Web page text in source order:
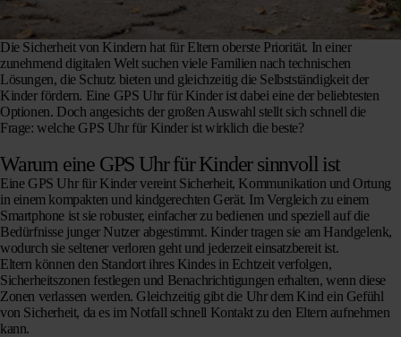
Die Sicherheit von Kindern hat für Eltern oberste Priorität. In einer
zunehmend digitalen Welt suchen viele Familien nach technischen
Lösungen, die Schutz bieten und gleichzeitig die Selbstständigkeit der
Kinder fördern. Eine GPS Uhr für Kinder ist dabei eine der beliebtesten
Optionen. Doch angesichts der großen Auswahl stellt sich schnell die
Frage: welche GPS Uhr für Kinder ist wirklich die beste?
Warum eine GPS Uhr für Kinder sinnvoll ist
Eine GPS Uhr für Kinder vereint Sicherheit, Kommunikation und Ortung
in einem kompakten und kindgerechten Gerät. Im Vergleich zu einem
Smartphone ist sie robuster, einfacher zu bedienen und speziell auf die
Bedürfnisse junger Nutzer abgestimmt. Kinder tragen sie am Handgelenk,
wodurch sie seltener verloren geht und jederzeit einsatzbereit ist.
Eltern können den Standort ihres Kindes in Echtzeit verfolgen,
Sicherheitszonen festlegen und Benachrichtigungen erhalten, wenn diese
Zonen verlassen werden. Gleichzeitig gibt die Uhr dem Kind ein Gefühl
von Sicherheit, da es im Notfall schnell Kontakt zu den Eltern aufnehmen
kann.